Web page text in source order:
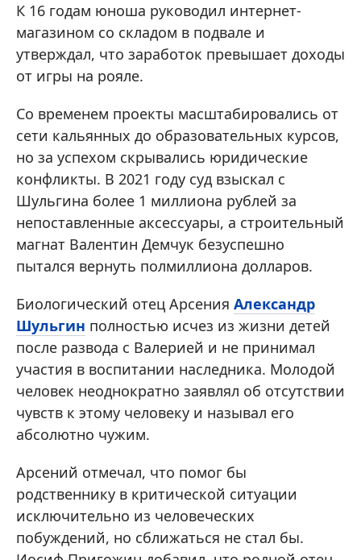
К 16 годам юноша руководил интернет-
магазином со складом в подвале и
утверждал, что заработок превышает доходы
от игры на рояле.
Со временем проекты масштабировались от
сети кальянных до образовательных курсов,
но за успехом скрывались юридические
конфликты. В 2021 году суд взыскал с
Шульгина более 1 миллиона рублей за
непоставленные аксессуары, а строительный
магнат Валентин Демчук безуспешно
пытался вернуть полмиллиона долларов.
Биологический отец Арсения Александр
Шульгин полностью исчез из жизни детей
после развода с Валерией и не принимал
участия в воспитании наследника. Молодой
человек неоднократно заявлял об отсутствии
чувств к этому человеку и называл его
абсолютно чужим.
Арсений отмечал, что помог бы
родственнику в критической ситуации
исключительно из человеческих
побуждений, но сближаться не стал бы.